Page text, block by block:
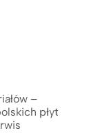
–
płyt